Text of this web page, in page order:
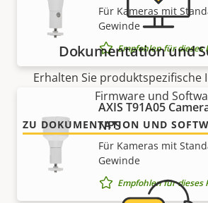
Für Kameras mit
Gewinde
Empfohlen für dieses
AXIS T91A05
NPS
Für Kameras mit
Gewinde
Empfohlen für dieses
Dokumentation und
Erhalten Sie produktspezifische
Firmware und
ZU DOKUMENTATION UND